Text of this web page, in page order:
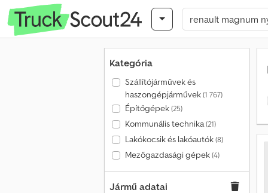
Kategória
Szállítójárművek és
haszongépjárművek(1 767)
Építőgépek(25)
Kommunális technika(21)
Lakókocsik és lakóautók(8)
Mezőgazdasági gépek(4)
Jármű adatai